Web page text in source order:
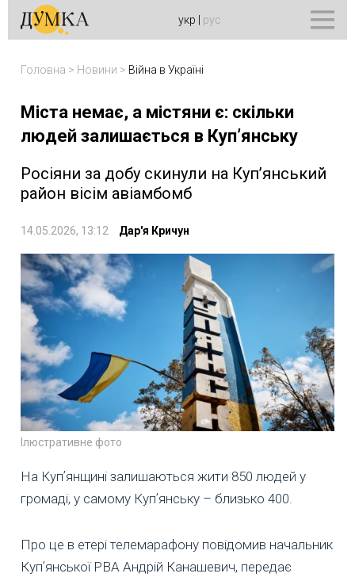
укр рус
Головна > Новини > Війна в Україні
Міста немає, а містяни є: скільки
людей залишається в Купʼянську
Росіяни за добу скинули на Купʼянський
район вісім авіамбомб
14.05.2026, 13:12 Дар'я Кричун
Ілюстративне фото
На Купʼянщині залишаються жити 850 людей у
громаді, у самому Купʼянську – близько 400.
Про це в етері телемарафону повідомив начальник
Купʼянської РВА Андрій Канашевич, передає